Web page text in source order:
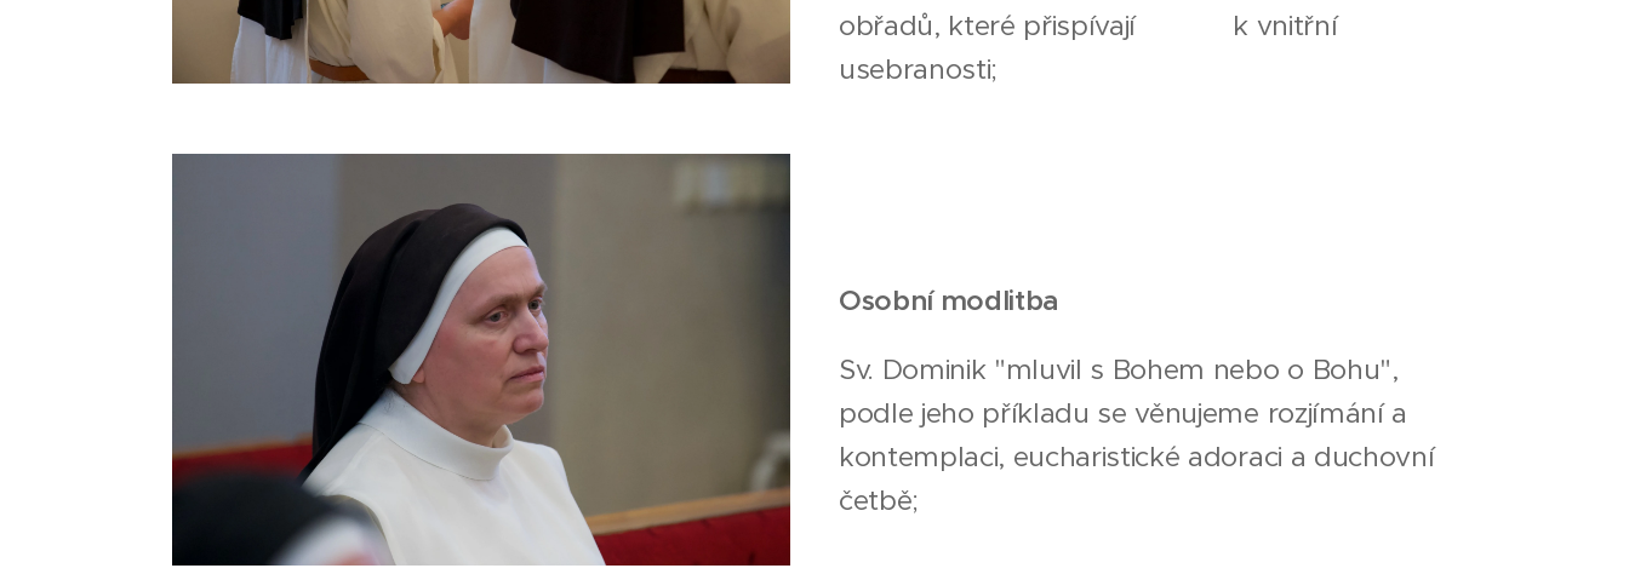
obřadů, které přispívají k vnitřní
usebranosti;
Osobní modlitba
Sv. Dominik "mluvil s Bohem nebo o Bohu",
podle jeho příkladu se věnujeme rozjímání a
kontemplaci, eucharistické adoraci a duchovní
četbě;